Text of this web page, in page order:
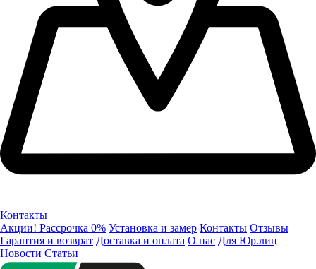
Контакты
Акции! Рассрочка 0% Установка и замер Контакты Отзывы
Гарантия и возврат Доставка и оплата О нас Для Юр.лиц
Новости Статьи